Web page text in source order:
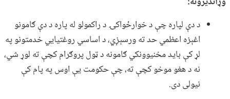
د دې لپاره چې د خوارځواکۍ د راکمولو له پاره د دې ګامونو
اغېزه اعظمي حد ته ورسېږي، د اساسي روغتیايي خدمتونو په
لړ کې باید مخنیوونکي ګامونه د ټول پروګرام کچې ته لوړ شي،
نه د هغو موخو کچې ته، چې حکومت یې اوس په پام کې
نیولی دی.